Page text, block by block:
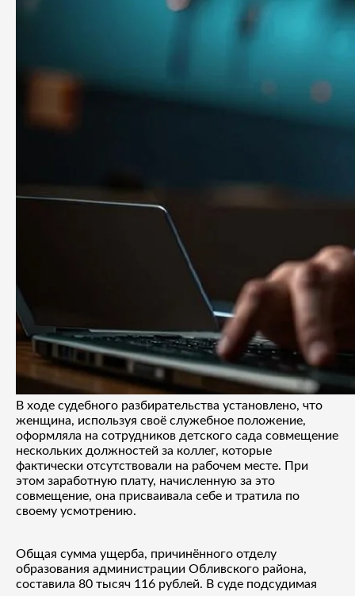
В ходе судебного разбирательства установлено, что
женщина, используя своё служебное положение,
оформляла на сотрудников детского сада совмещение
нескольких должностей за коллег, которые
фактически отсутствовали на рабочем месте. При
этом заработную плату, начисленную за это
совмещение, она присваивала себе и тратила по
своему усмотрению.
Общая сумма ущерба, причинённого отделу
образования администрации Обливского района,
составила 80 тысяч 116 рублей. В суде подсудимая